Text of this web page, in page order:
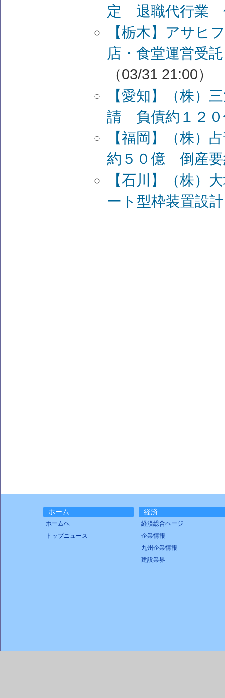
定 退職代行業
【栃木】アサヒ
店・食堂運営受
（03/31 21:00）
【愛知】（株）
請 負債約１２
【福岡】（株
約５０億 倒産
【石川】（株）
ート型枠装置設
ホーム
ホームへ
トップニュース
経済
経済総合ページ
企業情報
九州企業情報
建設業界